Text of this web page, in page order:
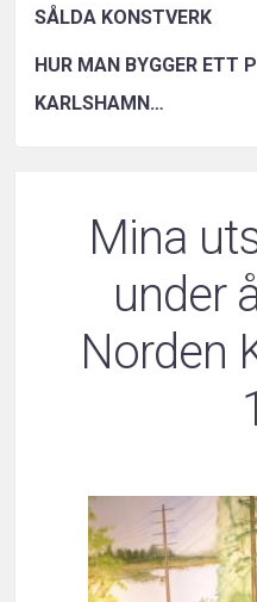
SÅLDA KONSTVERK
HUR MAN BYGGER ETT
KARLSHAMN…
Mina
under
Norden